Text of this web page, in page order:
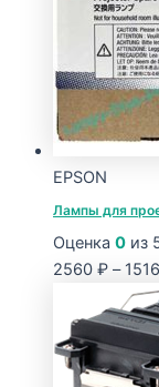
EPSON
Лампы для
Оценка 0 из
2560 ₽ –